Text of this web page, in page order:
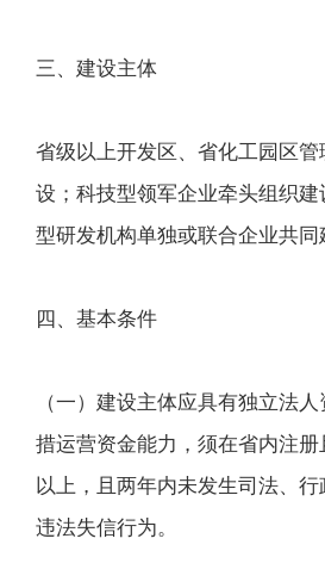
三、建设主体
省级以上开发区、省化工园区
设；科技型领军企业牵头组织
型研发机构单独或联合企业共同
四、基本条件
（一）建设主体应具有独立法
措运营资金能力，须在省内注
以上，且两年内未发生司法、
违法失信行为。